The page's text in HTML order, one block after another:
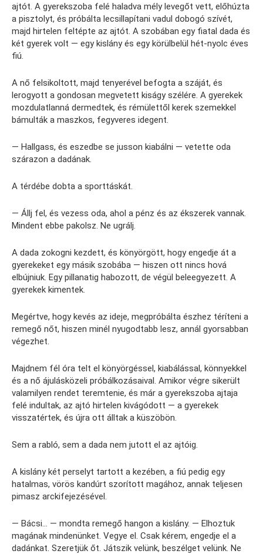
ajtót. A gyerekszoba felé haladva mély levegőt vett, előhúzta
a pisztolyt, és próbálta lecsillapítani vadul dobogó szívét,
majd hirtelen feltépte az ajtót. A szobában egy fiatal dada és
két gyerek volt — egy kislány és egy körülbelül hét-nyolc éves
fiú.
A nő felsikoltott, majd tenyerével befogta a száját, és
lerogyott a gondosan megvetett kiságy szélére. A gyerekek
mozdulatlanná dermedtek, és rémülettől kerek szemekkel
bámulták a maszkos, fegyveres idegent.
— Hallgass, és eszedbe se jusson kiabálni — vetette oda
szárazon a dadának.
A térdébe dobta a sporttáskát.
— Állj fel, és vezess oda, ahol a pénz és az ékszerek vannak.
Mindent ebbe pakolsz. Ne ugrálj.
A dada zokogni kezdett, és könyörgött, hogy engedje át a
gyerekeket egy másik szobába — hiszen ott nincs hová
elbújniuk. Egy pillanatig habozott, de végül beleegyezett. A
gyerekek kimentek.
Megértve, hogy kevés az ideje, megpróbálta észhez téríteni a
remegő nőt, hiszen minél nyugodtabb lesz, annál gyorsabban
végezhet.
Majdnem fél óra telt el könyörgéssel, kiabálással, könnyekkel
és a nő ájulásközeli próbálkozásaival. Amikor végre sikerült
valamilyen rendet teremtenie, és már a gyerekszoba ajtaja
felé indultak, az ajtó hirtelen kivágódott — a gyerekek
visszatértek, és újra ott álltak a küszöbön.
Sem a rabló, sem a dada nem jutott el az ajtóig.
A kislány két perselyt tartott a kezében, a fiú pedig egy
hatalmas, vörös kandúrt szorított magához, annak teljesen
pimasz arckifejezésével.
— Bácsi… — mondta remegő hangon a kislány. — Elhoztuk
magának mindenünket. Vegye el. Csak kérem, engedje el a
dadánkat. Szeretjük őt. Játszik velünk, beszélget velünk. Ne